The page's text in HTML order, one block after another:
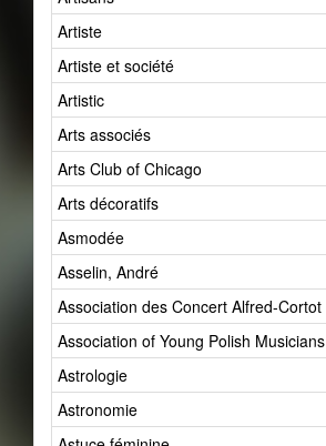
Artiste
Artiste et société
Artistic
Arts associés
Arts Club of Chicago
Arts décoratifs
Asmodée
Asselin, André
Association des Concert Alfred-Cortot
Association of Young Polish Musicians
Astrologie
Astronomie